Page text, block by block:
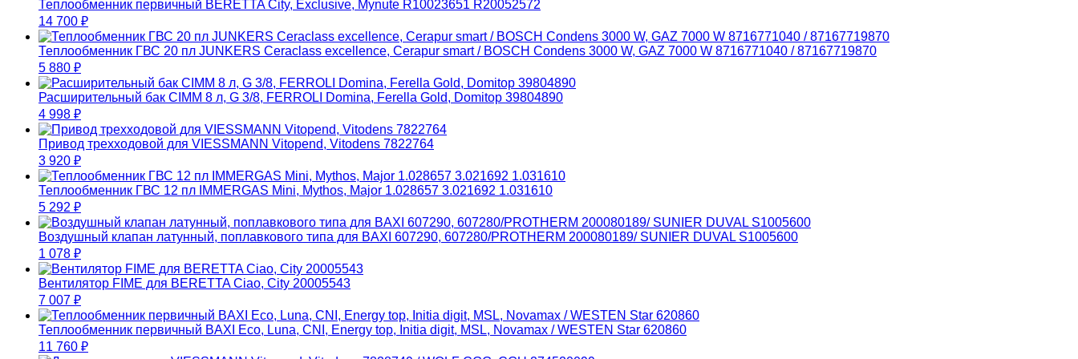
Теплообменник первичный BERETTA City, Exclusive, Mynute R10023651 R20052572
14 700 ₽
Теплообменник ГВС 20 пл JUNKERS Ceraclass excellence, Cerapur smart / BOSCH Condens 3000 W, GAZ 7000 W 8716771040 / 87167719870
5 880 ₽
Расширительный бак CIMM 8 л, G 3/8, FERROLI Domina, Ferella Gold, Domitop 39804890
4 998 ₽
Привод трехходовой для VIESSMANN Vitopend, Vitodens 7822764
3 920 ₽
Теплообменник ГВС 12 пл IMMERGAS Mini, Mythos, Major 1.028657 3.021692 1.031610
5 292 ₽
Воздушный клапан латунный, поплавкового типа для BAXI 607290, 607280/PROTHERM 200080189/ SUNIER DUVAL S1005600
1 078 ₽
Вентилятор FIME для BERETTA Ciao, City 20005543
7 007 ₽
Теплообменник первичный BAXI Eco, Luna, CNI, Energy top, Initia digit, MSL, Novamax / WESTEN Star 620860
11 760 ₽